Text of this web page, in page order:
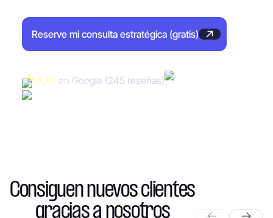
Reserve mi consulta estratégica (gratis)
4,85 en Google (245 reseñas)
Consiguen nuevos clientes
gracias a nosotros